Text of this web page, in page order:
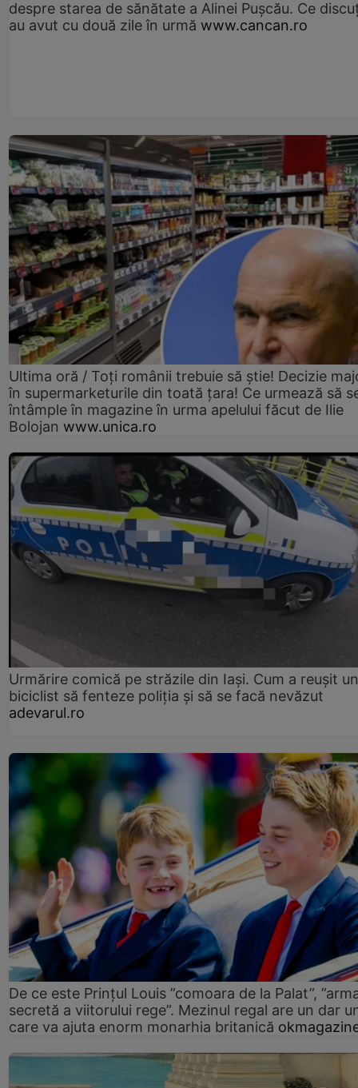
despre starea de sănătate a Alinei Pușcău. Ce
au avut cu două zile în urmă www.cancan.ro
Ultima oră / Toți românii trebuie să știe! Decizie
în supermarketurile din toată țara! Ce urmează să
întâmple în magazine în urma apelului făcut de Ilie
Bolojan www.unica.ro
Urmărire comică pe străzile din Iași. Cum a reușit un
biciclist să fenteze poliția și să se facă nevăzut
adevarul.ro
De ce este Prințul Louis ”comoara de la Palat”,
secretă a viitorului rege”. Mezinul regal are un dar
care va ajuta enorm monarhia britanică